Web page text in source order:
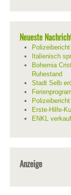
Neueste
Polizeibericht
Italienisch
Bohemia
Ruhestand
Stadt Selb
Polizeibericht
Erste-Hilfe-
ENKL
Anzeige